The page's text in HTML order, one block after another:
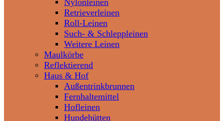
Nylonleinen
Retrieverleinen
Roll-Leinen
Such- & Schleppleinen
Weitere Leinen
Maulkörbe
Reflektierend
Haus & Hof
Außentrinkbrunnen
Fernhaltemittel
Hofleinen
Hundehütten